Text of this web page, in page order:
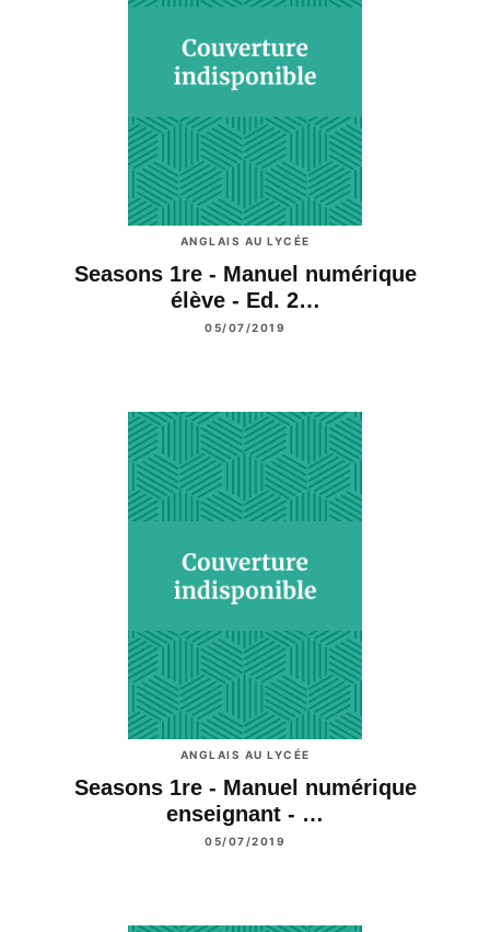
ANGLAIS AU LYCÉE
Seasons 1re - Manuel numérique
élève - Ed. 2…
05/07/2019
ANGLAIS AU LYCÉE
Seasons 1re - Manuel numérique
enseignant - …
05/07/2019